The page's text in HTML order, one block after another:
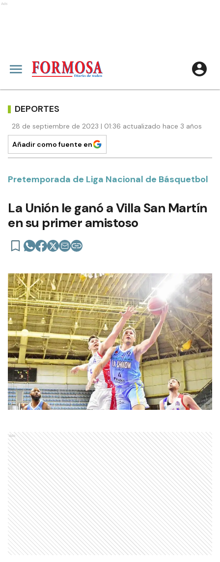
Ads
DEPORTES
28 de septiembre de 2023 | 01:36 actualizado hace 3 años
Añadir como fuente en
Pretemporada de Liga Nacional de Básquetbol
La Unión le ganó a Villa San Martín
en su primer amistoso
Ads